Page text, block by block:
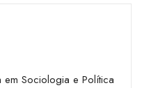
em Sociologia e Política